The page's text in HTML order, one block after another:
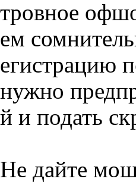
тровное
ем
егистрацию
нужно
й и подать
Не дайте